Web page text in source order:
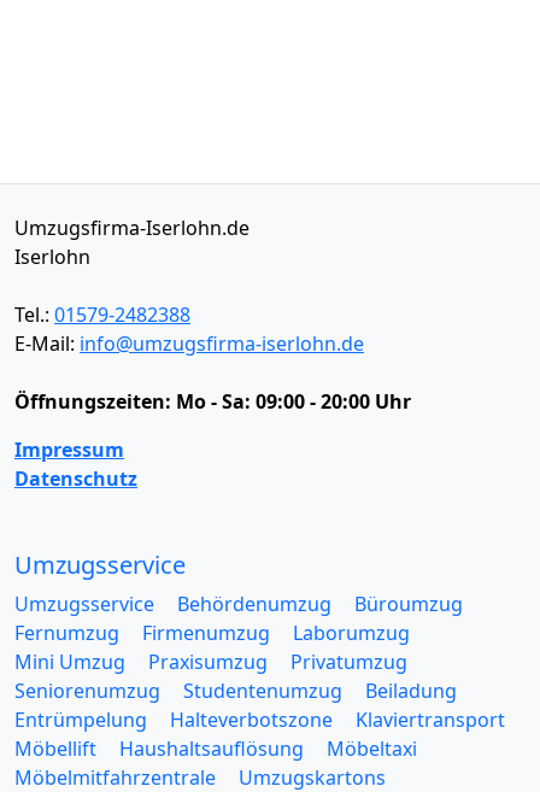
Umzugsfirma-Iserlohn.de
Iserlohn
Tel.: 01579-2482388
E-Mail: info@umzugsfirma-iserlohn.de
Öffnungszeiten: Mo - Sa: 09:00 - 20:00 Uhr
Impressum
Datenschutz
Umzugsservice
Umzugsservice Behördenumzug
Büroumzug
Fernumzug
Firmenumzug
Laborumzug
Mini Umzug
Praxisumzug
Privatumzug
Seniorenumzug
Studentenumzug
Beiladung
Entrümpelung
Halteverbotszone
Klaviertransport
Möbellift
Haushaltsauflösung
Möbeltaxi
Möbelmitfahrzentrale
Umzugskartons